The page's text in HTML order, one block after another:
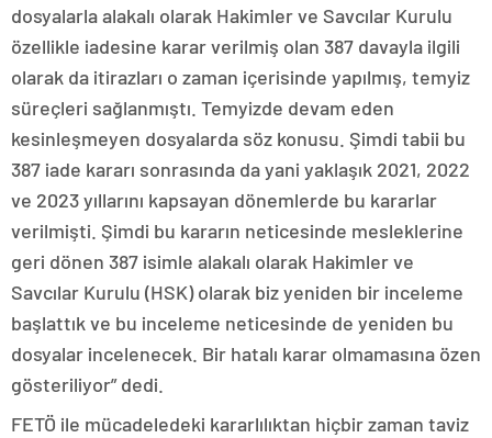
dosyalarla alakalı olarak Hakimler ve Savcılar Kurulu
özellikle iadesine karar verilmiş olan 387 davayla ilgili
olarak da itirazları o zaman içerisinde yapılmış, temyiz
süreçleri sağlanmıştı. Temyizde devam eden
kesinleşmeyen dosyalarda söz konusu. Şimdi tabii bu
387 iade kararı sonrasında da yani yaklaşık 2021, 2022
ve 2023 yıllarını kapsayan dönemlerde bu kararlar
verilmişti. Şimdi bu kararın neticesinde mesleklerine
geri dönen 387 isimle alakalı olarak Hakimler ve
Savcılar Kurulu (HSK) olarak biz yeniden bir inceleme
başlattık ve bu inceleme neticesinde de yeniden bu
dosyalar incelenecek. Bir hatalı karar olmamasına özen
gösteriliyor” dedi.
FETÖ ile mücadeledeki kararlılıktan hiçbir zaman taviz